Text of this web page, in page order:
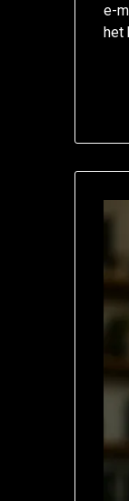
e-
het